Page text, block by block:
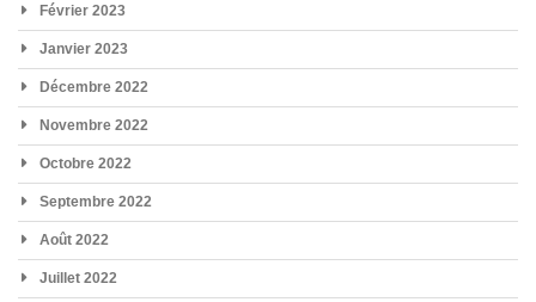
Février 2023
Janvier 2023
Décembre 2022
Novembre 2022
Octobre 2022
Septembre 2022
Août 2022
Juillet 2022